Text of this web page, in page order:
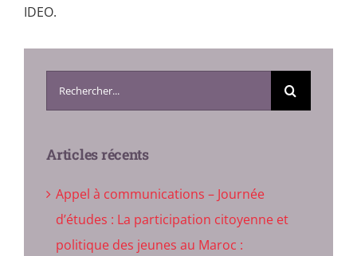
IDEO.
Search
for:
Articles récents
Appel à communications – Journée
d’études : La participation citoyenne et
politique des jeunes au Maroc :